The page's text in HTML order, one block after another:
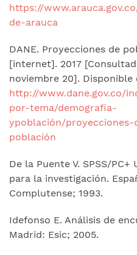
https://
de-arauca
DANE. Proyecciones de
[internet]. 2017
noviembre 20]. Disponible
http://www.dane.gov.co/
por-tema/demografia-
ypoblación/proyecciones-
población
De la Puente V. SPSS/PC+
para la investigación.
Complutense; 1993.
Idefonso E. Análisis de
Madrid: Esic; 2005.